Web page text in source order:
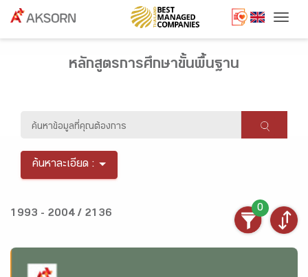
หลักสูตรการศึกษาขั้นพื้นฐาน
ค้นหาละเอียด :
1993 - 2004 / 2136
0